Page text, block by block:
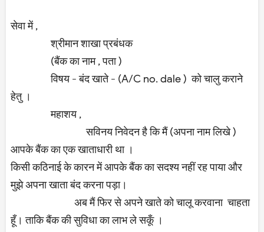
सेवा में ,
श्रीमान शाखा प्रबंधक
(बैंक का नाम , पता )
विषय - बंद खाते - (A/C no. dale ) को चालु कराने
हेतु ।
महाशय ,
सविनय निवेदन है कि मैं (अपना नाम लिखे )
आपके बैंक का एक खाताधारी था ।
किसी कठिनाई के कारन में आपके बैंक का सदश्य नहीं रह पाया और
मुझे अपना खाता बंद करना पड़ा।
अब मैं फिर से अपने खाते को चालू करवाना चाहता
हूँ। ताकि बैंक की सुविधा का लाभ ले सकूँ ।